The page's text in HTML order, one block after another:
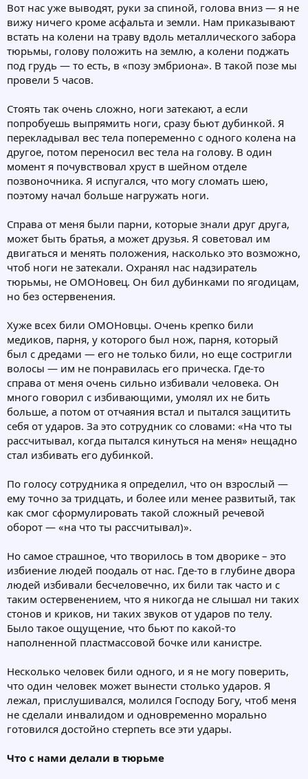
Вот нас уже выводят, руки за спиной, голова вниз — я не
вижу ничего кроме асфальта и земли. Нам приказывают
встать на колени на траву вдоль металлического забора
тюрьмы, голову положить на землю, а колени поджать
под грудь — то есть, в «позу эмбриона». В такой позе мы
провели 5 часов.
Стоять так очень сложно, ноги затекают, а если
попробуешь выпрямить ноги, сразу бьют дубинкой. Я
перекладывал вес тела попеременно с одного колена на
другое, потом переносил вес тела на голову. В один
момент я почувствовал хруст в шейном отделе
позвоночника. Я испугался, что могу сломать шею,
поэтому начал больше нагружать ноги.
Справа от меня были парни, которые знали друг друга,
может быть братья, а может друзья. Я советовал им
двигаться и менять положения, насколько это возможно,
чтоб ноги не затекали. Охранял нас надзиратель
тюрьмы, не ОМОНовец. Он бил дубинками по ягодицам,
но без остервенения.
Хуже всех били ОМОНовцы. Очень крепко били
медиков, парня, у которого был нож, парня, который
был с дредами — его не только били, но еще состригли
волосы — им не понравилась его прическа. Где-то
справа от меня очень сильно избивали человека. Он
много говорил с избивающими, умолял их не бить
больше, а потом от отчаяния встал и пытался защитить
себя от ударов. За это сотрудник со словами: «На что ты
рассчитывал, когда пытался кинуться на меня» нещадно
стал избивать его дубинкой.
По голосу сотрудника я определил, что он взрослый —
ему точно за тридцать, и более или менее развитый, так
как смог сформулировать такой сложный речевой
оборот — «на что ты рассчитывал)».
Но самое страшное, что творилось в том дворике – это
избиение людей поодаль от нас. Где-то в глубине двора
людей избивали бесчеловечно, их били так часто и с
таким остервенением, что я никогда не слышал ни таких
стонов и криков, ни таких звуков от ударов по телу.
Было такое ощущение, что бьют по какой-то
наполненной пластмассовой бочке или канистре.
Несколько человек били одного, и я не могу поверить,
что один человек может вынести столько ударов. Я
лежал, прислушивался, молился Господу Богу, чтоб меня
не сделали инвалидом и одновременно морально
готовился достойно стерпеть все эти удары.
Что с нами делали в тюрьме